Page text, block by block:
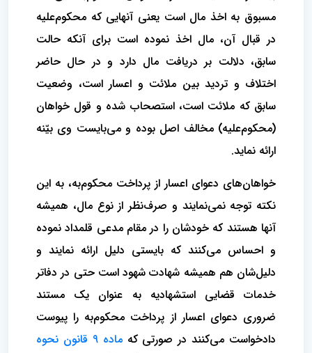
مسبوق به اخذ مال است یعنی آنهایی که محکوم‌علیه
در قبال آن، مال اخذ نموده است برای آنکه حالت
سابق، دلالت بر دریافت مال دارد و در حال حاضر
اختلاف و تردید بین ملائت و اعسار است، وضعیت
سابق که ملائت است، استصحاب شده و قول خواهان
(محکوم‌علیه) مخالف اصل بوده و می‌بایست وی بیّنه
ارائه نماید.
خواهان‌های دعوای اعسار از پرداخت محکوم‌به، به این
نکته توجه نمی‌نمایند و صرف‌نظر از نوع مال، همیشه
آنها هستند که خودشان را در مقام مدعی قلمداد نموده
و احساس می‌کنند که بایستی دلیل ارائه نمایند و
دلیل‌شان هم همیشه شهادت شهود است حتی در دفاتر
خدمات قضایی استشهادیه به عنوان یک مستند
ضروری دعوای اعسار از پرداخت محکوم‌به را پیوست
دادخواست می‌کنند در صورتی که
ماده 9 قانون نحوه